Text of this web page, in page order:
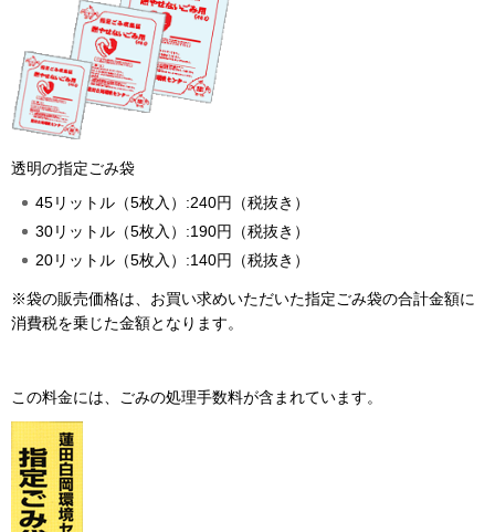
透明の指定ごみ袋
45リットル（5枚入）:240円（税抜き）
30リットル（5枚入）:190円（税抜き）
20リットル（5枚入）:140円（税抜き）
※袋の販売価格は、お買い求めいただいた指定ごみ袋の合計金額に
消費税を乗じた金額となります。
この料金には、ごみの処理手数料が含まれています。